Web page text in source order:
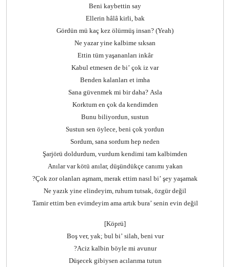
Beni kaybettin say
Ellerin hâlâ kirli, bak
Gördün mü kaç kez ölürmüş insan? (Yeah)
Ne yazar yine kalbime sıksan
Ettin tüm yaşananları inkâr
Kabul etmesen de bi’ çok iz var
Benden kalanları et imha
Sana güvenmek mi bir daha? Asla
Korktum en çok da kendimden
Bunu biliyordun, sustun
Sustun sen öylece, beni çok yordun
Sordum, sana sordum hep neden
Şarjörü doldurdum, vurdum kendimi tam kalbimden
Anılar var kötü anılar, düşündükçe canımı yakan
Çok zor olanları aşmam, merak ettim nasıl bi’ şey yaşamak?
Ne yazık yine elindeyim, ruhum tutsak, özgür değil
Tamir ettim ben evimdeyim ama artık bura’ senin evin değil
[Köprü]
Boş ver, yak; bul bi’ silah, beni vur
Aciz kalbin böyle mi avunur?
Düşecek gibiysen acılarıma tutun